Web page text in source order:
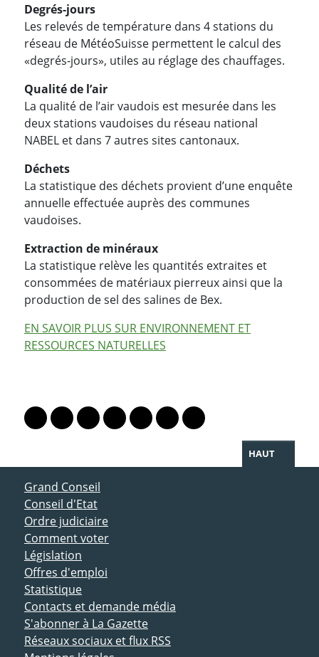
Degrés-jours
Les relevés de température dans 4 stations du
réseau de MétéoSuisse permettent le calcul des
«degrés-jours», utiles au réglage des chauffages.
Qualité de l’air
La qualité de l’air vaudois est mesurée dans les
deux stations vaudoises du réseau national
NABEL et dans 7 autres sites cantonaux.
Déchets
La statistique des déchets provient d’une enquête
annuelle effectuée auprès des communes
vaudoises.
Extraction de minéraux
La statistique relève les quantités extraites et
consommées de matériaux pierreux ainsi que la
production de sel des salines de Bex.
EN SAVOIR PLUS SUR ENVIRONNEMENT ET
RESSOURCES NATURELLES
Lien vers le profil Mastodon
Lien vers le profil Bluesky
Lien vers le profil Instagram
Lien vers le profil Linkedin
Lien vers le profil Facebook
Lien vers le profil Twitter
Partager par WhatsApp
HAUT
ACCÈS DIRECT
Grand Conseil
Conseil d'Etat
Ordre judiciaire
Comment voter
Législation
Offres d'emploi
Statistique
Contacts et demande média
S'abonner à La Gazette
Réseaux sociaux et flux RSS